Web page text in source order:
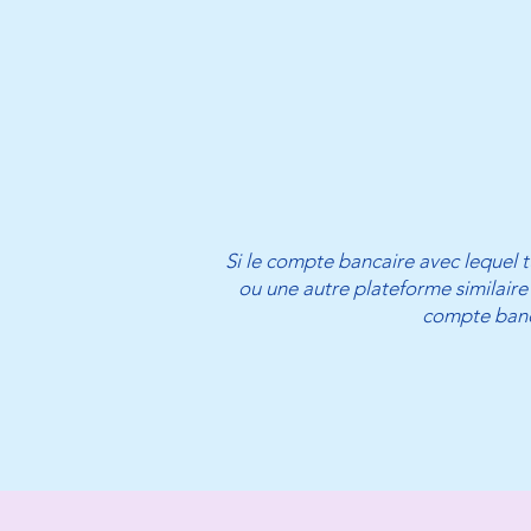
Si le compte bancaire avec lequel
ou une autre plateforme
compte